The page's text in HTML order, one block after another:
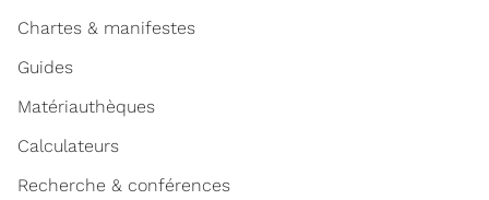
Chartes & manifestes
Guides
Matériauthèques
Calculateurs
Recherche & conférences